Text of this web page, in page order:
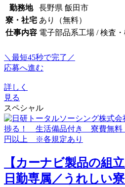
勤務地
長野県 飯田市
寮・社宅 あり（無料）
仕事内容 電子部品系工場 / 検査
＼最短45秒で完了／
応募へ進む
詳しく
見る
スペシャル
【カーナビ製品の組
日勤専属／うれしい